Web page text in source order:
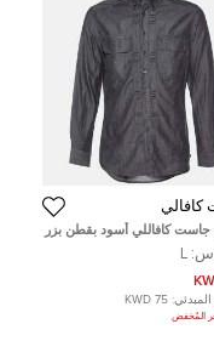
كافاللي أسود بقطن بزر
كبير - لارج
L
75 KWD
المُخفض